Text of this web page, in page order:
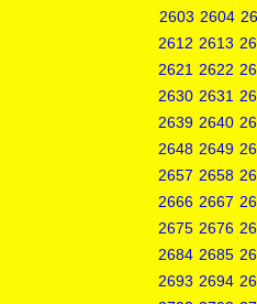
2603 2604
2612 2613
2621 2622
2630 2631
2639 2640
2648 2649
2657 2658
2666 2667
2675 2676
2684 2685
2693 2694